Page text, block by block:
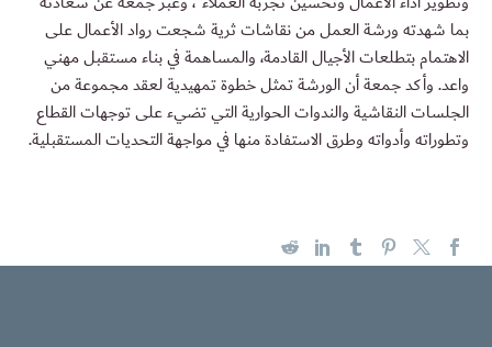
بما شهدته ورشة العمل من نقاشات ثرية شجعت رواد الأعمال على
الاهتمام بتطلعات الأجيال القادمة، والمساهمة في بناء مستقبل مهني
واعد. وأكد جمعة أن الورشة تمثل خطوة تمهيدية لعقد مجموعة من
الجلسات النقاشية والندوات الحوارية التي تضيء على توجهات القطاع
وتطوراته وأدواته وطرق الاستفادة منها في مواجهة التحديات المستقبلية.